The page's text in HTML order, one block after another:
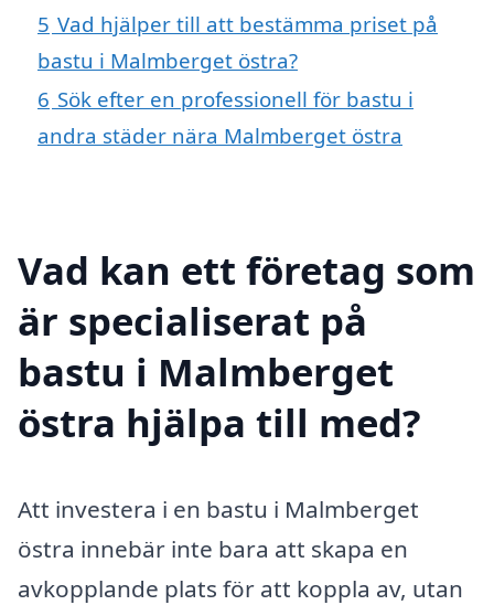
5 Vad hjälper till att bestämma priset på
bastu i Malmberget östra?
6 Sök efter en professionell för bastu i
andra städer nära Malmberget östra
Vad kan ett företag som
är specialiserat på
bastu i Malmberget
östra hjälpa till med?
Att investera i en bastu i Malmberget
östra innebär inte bara att skapa en
avkopplande plats för att koppla av, utan